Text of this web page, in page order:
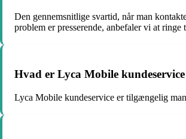
Den gennemsnitlige svartid, når man
problem er presserende, anbefaler vi at
Hvad er Lyca Mobile
Lyca Mobile kundeservice er tilgængelig